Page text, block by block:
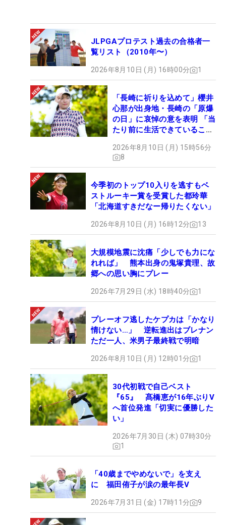
JLPGAプロテスト過去の合格者一
覧リスト（2010年〜）
2026年8月10日 (月) 16時00分 1
「長崎に祈りを込めて」櫻井
心那が出身地・長崎の「原爆
の日」に哀悼の意を表明 「当
たり前に生活できていること
2026年8月10日 (月) 15時56分
8
今季初のトップ10入りを逃すもベ
ストルーキー賞を受賞した都玲華
「北海道すきだなー帰りたくない」
2026年8月10日 (月) 16時12分 13
大規模地震に沈痛「少しでも力にな
れれば」 熊本出身の鬼塚貴理、故
郷への思い胸にプレー
2026年7月29日 (水) 18時40分 1
プレーオフ逃したケプカは「かなり
情けない…」 逆転進出はブレナン
ただ一人、米男子最終戦で明暗
2026年8月10日 (月) 12時01分 1
30代初戦で自己ベスト
『65』 髙橋恵が16年ぶりV
へ首位発進「切実に優勝した
い」
2026年7月30日 (木) 07時30分
1
「40歳までやめないで」を支え
に 福田侑子が涙の最年長V
2026年7月31日 (金) 17時11分 9